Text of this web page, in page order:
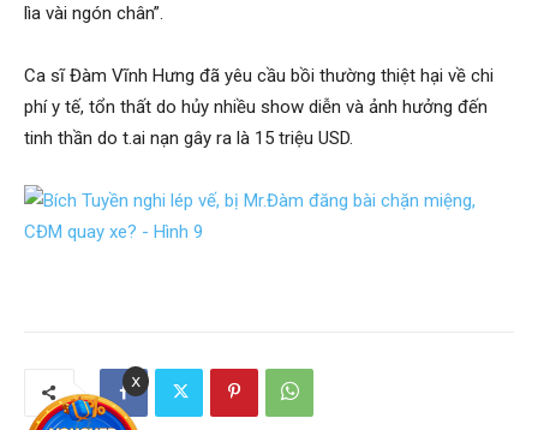
lìa vài ngón chân”.
Ca sĩ Đàm Vĩnh Hưng đã yêu cầu bồi thường thiệt hại về chi
phí y tế, tổn thất do hủy nhiều show diễn và ảnh hưởng đến
tinh thần do t.ai nạn gây ra là 15 triệu USD.
x